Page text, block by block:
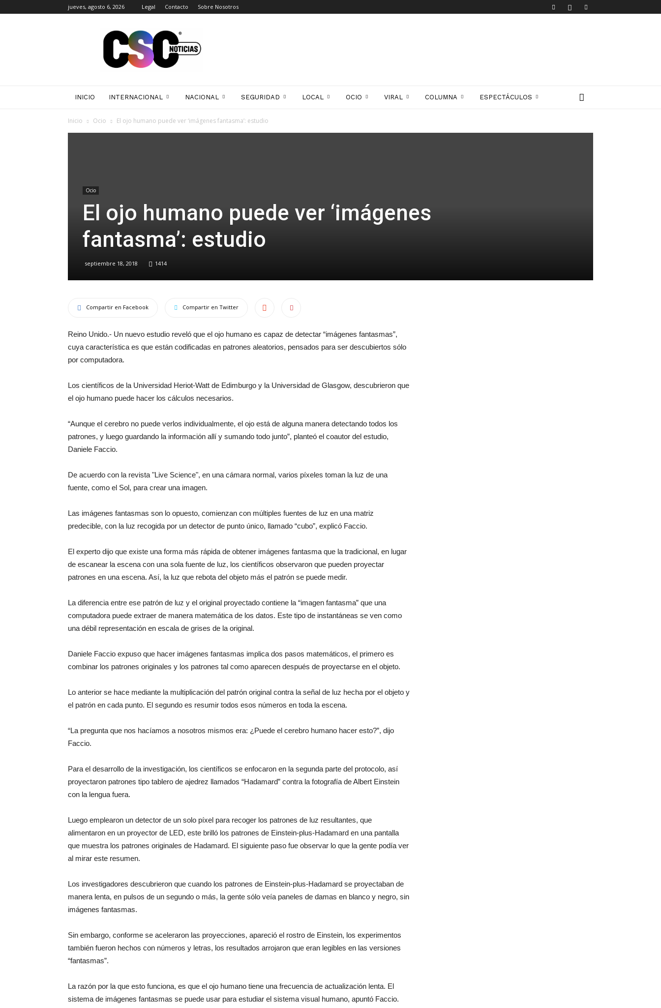
jueves, agosto 6, 2026 Legal Contacto Sobre Nosotros
Noticias
INICIO INTERNACIONAL NACIONAL SEGURIDAD LOCAL OCIO VIRAL COLUMNA ESPECTÁCULOS
Inicio Ocio El ojo humano puede ver ‘imágenes fantasma’: estudio
Ocio
El ojo humano puede ver ‘imágenes
fantasma’: estudio
septiembre 18, 2018 1414
Compartir en Facebook Compartir en Twitter
Reino Unido.- Un nuevo estudio reveló que el ojo humano es capaz de detectar “imágenes fantasmas”,
cuya característica es que están codificadas en patrones aleatorios, pensados para ser descubiertos sólo
por computadora.
Los científicos de la Universidad Heriot-Watt de Edimburgo y la Universidad de Glasgow, descubrieron que
el ojo humano puede hacer los cálculos necesarios.
“Aunque el cerebro no puede verlos individualmente, el ojo está de alguna manera detectando todos los
patrones, y luego guardando la información allí y sumando todo junto”, planteó el coautor del estudio,
Daniele Faccio.
De acuerdo con la revista "Live Science", en una cámara normal, varios píxeles toman la luz de una
fuente, como el Sol, para crear una imagen.
Las imágenes fantasmas son lo opuesto, comienzan con múltiples fuentes de luz en una matriz
predecible, con la luz recogida por un detector de punto único, llamado “cubo”, explicó Faccio.
El experto dijo que existe una forma más rápida de obtener imágenes fantasma que la tradicional, en lugar
de escanear la escena con una sola fuente de luz, los científicos observaron que pueden proyectar
patrones en una escena. Así, la luz que rebota del objeto más el patrón se puede medir.
La diferencia entre ese patrón de luz y el original proyectado contiene la “imagen fantasma” que una
computadora puede extraer de manera matemática de los datos. Este tipo de instantáneas se ven como
una débil representación en escala de grises de la original.
Daniele Faccio expuso que hacer imágenes fantasmas implica dos pasos matemáticos, el primero es
combinar los patrones originales y los patrones tal como aparecen después de proyectarse en el objeto.
Lo anterior se hace mediante la multiplicación del patrón original contra la señal de luz hecha por el objeto y
el patrón en cada punto. El segundo es resumir todos esos números en toda la escena.
“La pregunta que nos hacíamos a nosotros mismos era: ¿Puede el cerebro humano hacer esto?”, dijo
Faccio.
Para el desarrollo de la investigación, los científicos se enfocaron en la segunda parte del protocolo, así
proyectaron patrones tipo tablero de ajedrez llamados “Hadamard” contra la fotografía de Albert Einstein
con la lengua fuera.
Luego emplearon un detector de un solo píxel para recoger los patrones de luz resultantes, que
alimentaron en un proyector de LED, este brilló los patrones de Einstein-plus-Hadamard en una pantalla
que muestra los patrones originales de Hadamard. El siguiente paso fue observar lo que la gente podía ver
al mirar este resumen.
Los investigadores descubrieron que cuando los patrones de Einstein-plus-Hadamard se proyectaban de
manera lenta, en pulsos de un segundo o más, la gente sólo veía paneles de damas en blanco y negro, sin
imágenes fantasmas.
Sin embargo, conforme se aceleraron las proyecciones, apareció el rostro de Einstein, los experimentos
también fueron hechos con números y letras, los resultados arrojaron que eran legibles en las versiones
“fantasmas”.
La razón por la que esto funciona, es que el ojo humano tiene una frecuencia de actualización lenta. El
sistema de imágenes fantasmas se puede usar para estudiar el sistema visual humano, apuntó Faccio.